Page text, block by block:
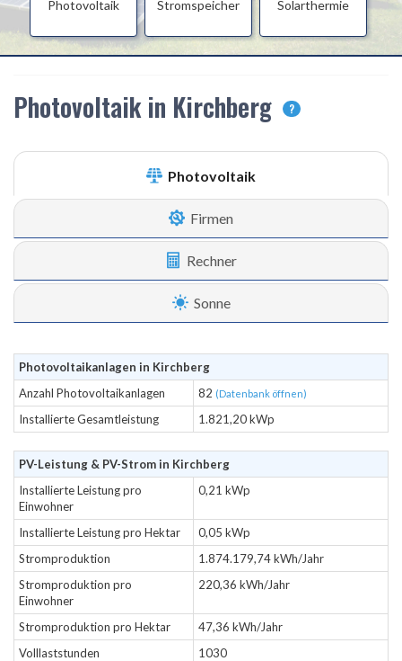
Photovoltaik Stromspeicher Solarthermie
Photovoltaik in Kirchberg ?
Photovoltaik
Firmen
Rechner
Sonne
Photovoltaikanlagen in Kirchberg
Anzahl Photovoltaikanlagen
82 (Datenbank öffnen)
Installierte Gesamtleistung 1.821,20 kWp
PV-Leistung & PV-Strom in Kirchberg
Installierte Leistung pro
Einwohner
0,21 kWp
Installierte Leistung pro Hektar
0,05 kWp
Stromproduktion
1.874.179,74 kWh/Jahr
Stromproduktion pro
Einwohner
220,36 kWh/Jahr
Stromproduktion pro Hektar
47,36 kWh/Jahr
Volllaststunden
1030